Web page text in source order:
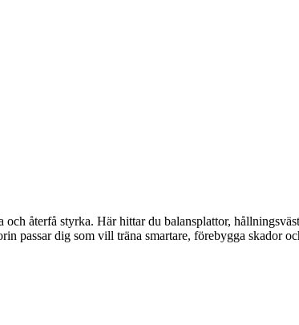
återfå styrka. Här hittar du balansplattor,
passar dig som vill träna smartare, förebygga skador